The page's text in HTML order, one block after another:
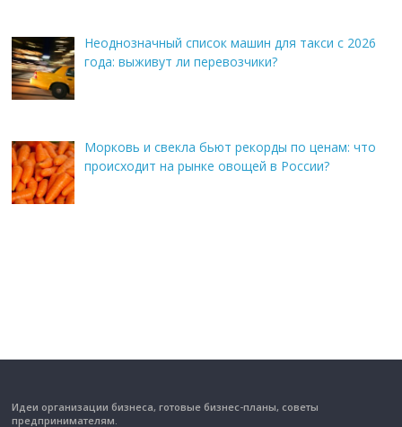
Неоднозначный список машин для такси с 2026
года: выживут ли перевозчики?
Морковь и свекла бьют рекорды по ценам: что
происходит на рынке овощей в России?
Идеи организации бизнеса, готовые бизнес-планы, советы
предпринимателям.